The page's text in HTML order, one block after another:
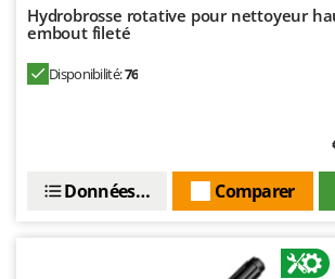
Hydrobrosse rotative pour nettoyeur
embout fileté
Disponibilité:76
Comparer
Données techniques